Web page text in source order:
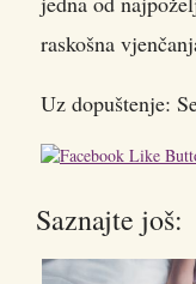
raskošna
Uz dopuštenje:
Saznajte još: